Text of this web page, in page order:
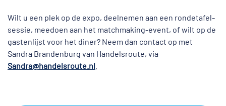
Wilt u een plek op de expo, deelnemen aan een rondetafel-
sessie, meedoen aan het matchmaking-event, of wilt op de
gastenlijst voor het diner? Neem dan contact op met
Sandra Brandenburg van Handelsroute, via
Sandra@handelsroute.nl